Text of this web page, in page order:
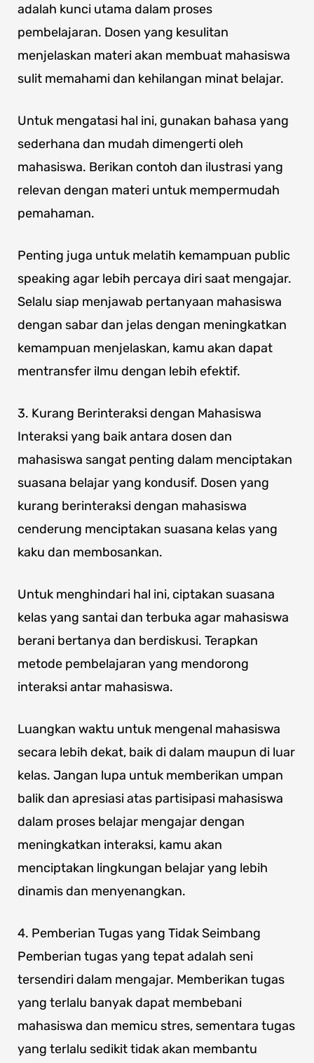
adalah kunci utama dalam proses
pembelajaran. Dosen yang kesulitan
menjelaskan materi akan membuat mahasiswa
sulit memahami dan kehilangan minat belajar.
Untuk mengatasi hal ini, gunakan bahasa yang
sederhana dan mudah dimengerti oleh
mahasiswa. Berikan contoh dan ilustrasi yang
relevan dengan materi untuk mempermudah
pemahaman.
Penting juga untuk melatih kemampuan public
speaking agar lebih percaya diri saat mengajar.
Selalu siap menjawab pertanyaan mahasiswa
dengan sabar dan jelas dengan meningkatkan
kemampuan menjelaskan, kamu akan dapat
mentransfer ilmu dengan lebih efektif.
3. Kurang Berinteraksi dengan Mahasiswa
Interaksi yang baik antara dosen dan
mahasiswa sangat penting dalam menciptakan
suasana belajar yang kondusif. Dosen yang
kurang berinteraksi dengan mahasiswa
cenderung menciptakan suasana kelas yang
kaku dan membosankan.
Untuk menghindari hal ini, ciptakan suasana
kelas yang santai dan terbuka agar mahasiswa
berani bertanya dan berdiskusi. Terapkan
metode pembelajaran yang mendorong
interaksi antar mahasiswa.
Luangkan waktu untuk mengenal mahasiswa
secara lebih dekat, baik di dalam maupun di luar
kelas. Jangan lupa untuk memberikan umpan
balik dan apresiasi atas partisipasi mahasiswa
dalam proses belajar mengajar dengan
meningkatkan interaksi, kamu akan
menciptakan lingkungan belajar yang lebih
dinamis dan menyenangkan.
4. Pemberian Tugas yang Tidak Seimbang
Pemberian tugas yang tepat adalah seni
tersendiri dalam mengajar. Memberikan tugas
yang terlalu banyak dapat membebani
mahasiswa dan memicu stres, sementara tugas
yang terlalu sedikit tidak akan membantu